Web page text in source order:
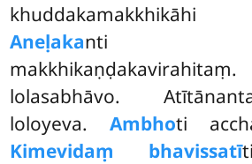
khuddakamakkhikāhi
Aneḷakanti
lolasabhāvo.
loloyeva.Ambhoti
Kimevidaṃ bhavissatī